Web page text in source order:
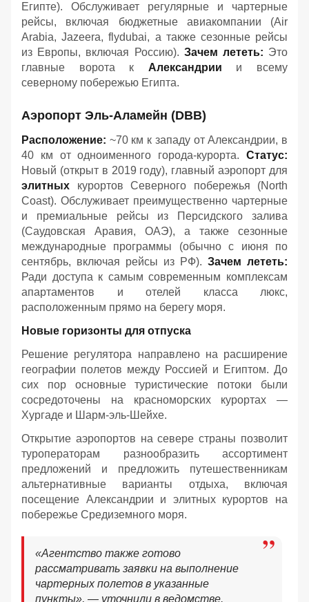
Египте). Обслуживает регулярные и чартерные
рейсы, включая бюджетные авиакомпании (Air
Arabia, Jazeera, flydubai, а также сезонные рейсы
из Европы, включая Россию). Зачем лететь: Это
главные ворота к Александрии и всему
северному побережью Египта.
Аэропорт Эль-Аламейн (DBB)
Расположение: ~70 км к западу от Александрии, в
40 км от одноименного города-курорта. Статус:
Новый (открыт в 2019 году), главный аэропорт для
элитных курортов Северного побережья (North
Coast). Обслуживает преимущественно чартерные
и премиальные рейсы из Персидского залива
(Саудовская Аравия, ОАЭ), а также сезонные
международные программы (обычно с июня по
сентябрь, включая рейсы из РФ). Зачем лететь:
Ради доступа к самым современным комплексам
апартаментов и отелей класса люкс,
расположенным прямо на берегу моря.
Новые горизонты для отпуска
Решение регулятора направлено на расширение
географии полетов между Россией и Египтом. До
сих пор основные туристические потоки были
сосредоточены на красноморских курортах —
Хургаде и Шарм-эль-Шейхе.
Открытие аэропортов на севере страны позволит
туроператорам разнообразить ассортимент
предложений и предложить путешественникам
альтернативные варианты отдыха, включая
посещение Александрии и элитных курортов на
побережье Средиземного моря.
«Агентство также готово
рассматривать заявки на выполнение
чартерных полетов в указанные
пункты», — уточнили в ведомстве.